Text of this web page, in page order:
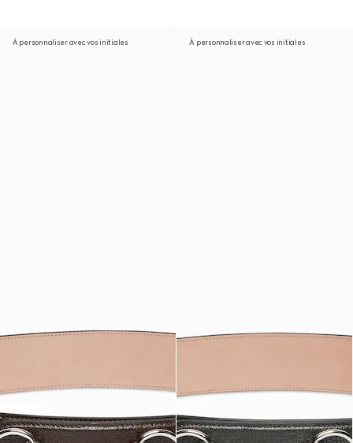
À personnaliser avec vos initiales À personnaliser avec vos initiales